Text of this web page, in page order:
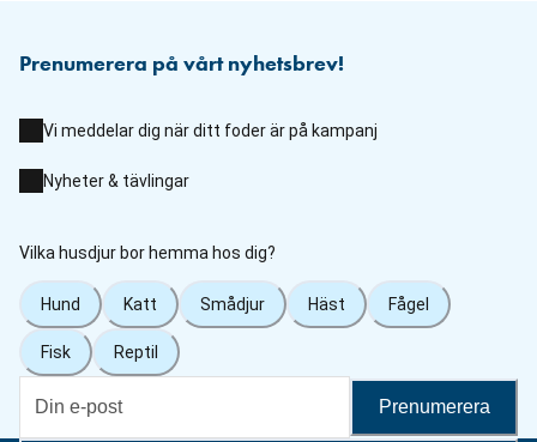
Prenumerera på vårt nyhetsbrev!
Vi meddelar dig när ditt foder är på kampanj
Nyheter & tävlingar
Vilka husdjur bor hemma hos dig?
Hund Katt Smådjur Häst Fågel
Fisk Reptil
Prenumerera